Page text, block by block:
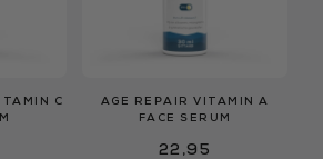
C
AGE REPAIR VITAMIN A
FACE SERUM
22,95